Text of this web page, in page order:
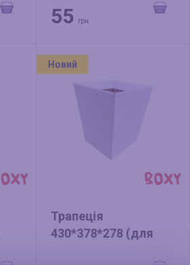
55 грн
Новий
Трапеція
430*378*278 (для